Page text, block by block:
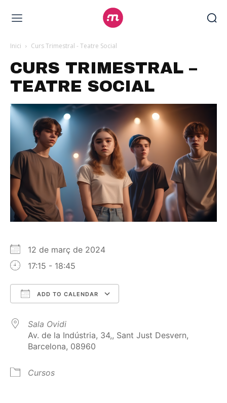
Inici Curs Trimestral - Teatre Social
CURS TRIMESTRAL –
TEATRE SOCIAL
12 de març de 2024
17:15 - 18:45
ADD TO CALENDAR
Sala Ovidi
Av. de la Indústria, 34,, Sant Just Desvern,
Barcelona, 08960
Cursos